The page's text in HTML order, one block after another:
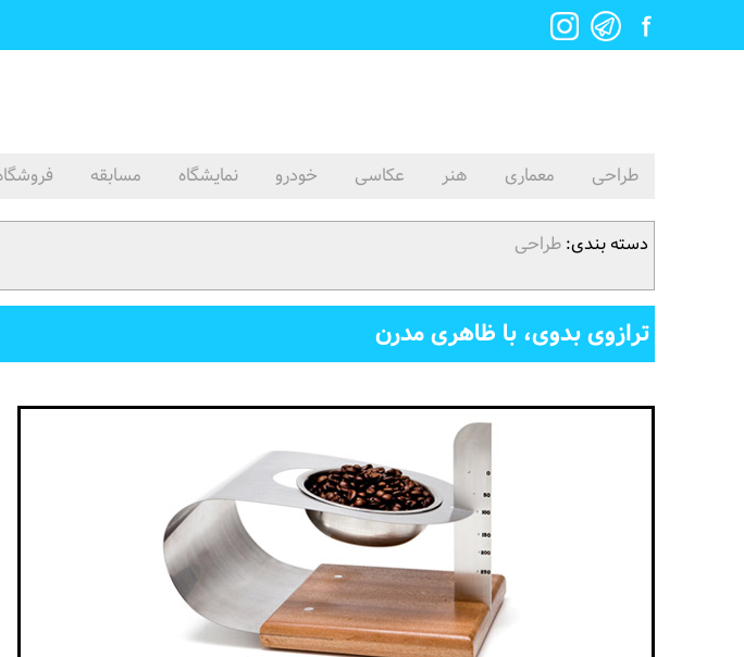
طراحی معماری هنر عکاسی خودرو نمایشگاه مسابقه
دسته بندی:طراحی
ترازوی بدوی، با ظاهری مدرن